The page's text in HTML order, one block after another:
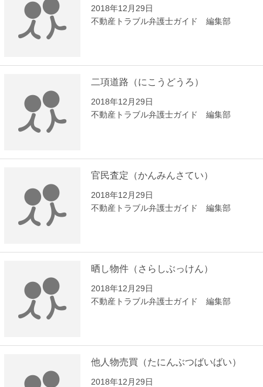
2018年12月29日
不動産トラブル弁護士ガイド 編集部
二項道路（にこうどうろ）
2018年12月29日
不動産トラブル弁護士ガイド 編集部
官民査定（かんみんさてい）
2018年12月29日
不動産トラブル弁護士ガイド 編集部
晒し物件（さらしぶっけん）
2018年12月29日
不動産トラブル弁護士ガイド 編集部
他人物売買（たにんぶつばいばい）
2018年12月29日